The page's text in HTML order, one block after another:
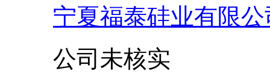
宁夏福泰硅业有限公
公司未核实